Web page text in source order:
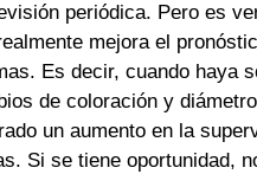
periódica. Pero es
mejora el
Es decir, cuando haya
de coloración y
un aumento en la
Si se tiene oportunidad,